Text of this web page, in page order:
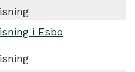
i Esbo